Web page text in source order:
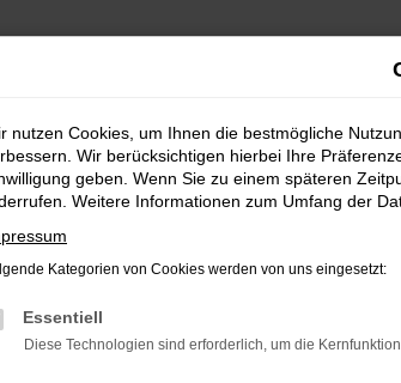
nutzen Cookies, um Ihnen die bestmögliche
Wir berücksichtigen hierbei Ihre
geben. Wenn Sie zu einem späteren
Weitere Informationen zum Umfang der
Kategorien von Cookies werden von uns eingesetzt:
Essentiell
Diese Technologien sind erforderlich, um die